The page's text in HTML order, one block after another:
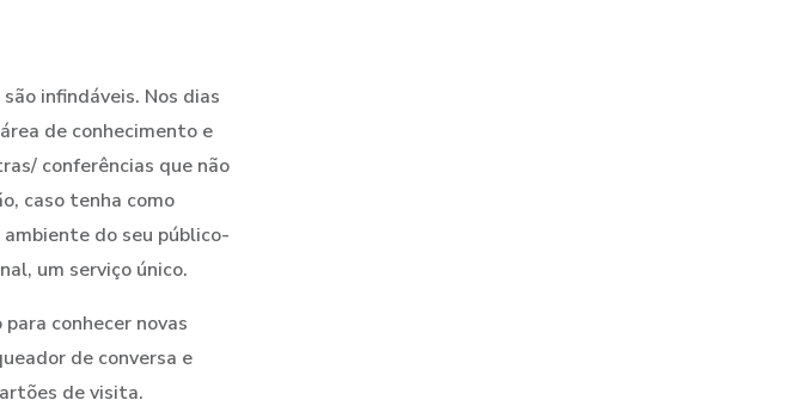
infindáveis. Nos dias
de conhecimento e
conferências que não
caso tenha como
do seu público-
um serviço único.
conhecer novas
de conversa e
de visita.